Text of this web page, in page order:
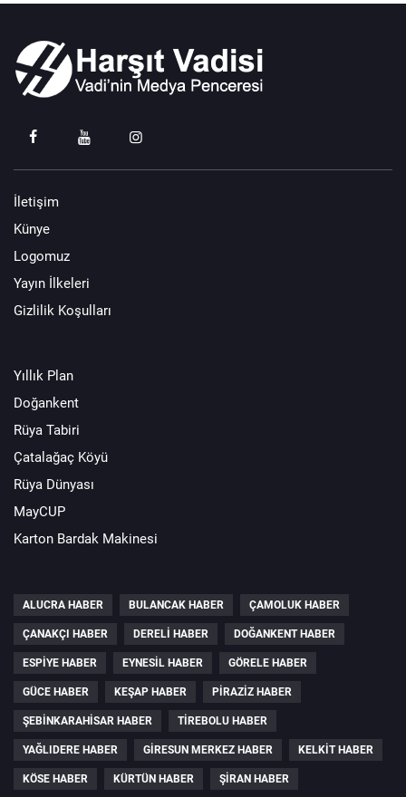
İletişim
Künye
Logomuz
Yayın İlkeleri
Gizlilik Koşulları
Yıllık Plan
Doğankent
Rüya Tabiri
Çatalağaç Köyü
Rüya Dünyası
MayCUP
Karton Bardak Makinesi
ALUCRA HABER BULANCAK HABER ÇAMOLUK HABER
ÇANAKÇI HABER DERELI HABER DOĞANKENT HABER
ESPIYE HABER EYNESIL HABER GÖRELE HABER
GÜCE HABER KEŞAP HABER PIRAZIZ HABER
ŞEBINKARAHISAR HABER TIREBOLU HABER
YAĞLIDERE HABER GIRESUN MERKEZ HABER KELKIT HABER
KÖSE HABER KÜRTÜN HABER ŞIRAN HABER